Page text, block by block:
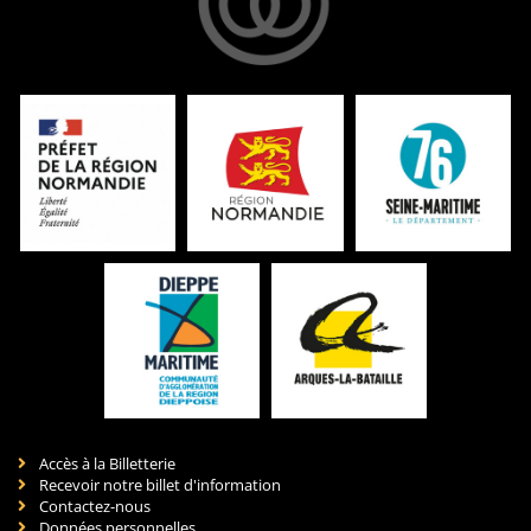
Accès à la Billetterie
Recevoir notre billet d'information
Contactez-nous